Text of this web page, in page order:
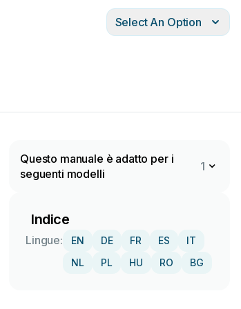
Select An Option
Questo manuale è adatto per i
seguenti modelli
1
Indice
Lingue: EN DE FR ES
IT
NL
PL HU RO BG